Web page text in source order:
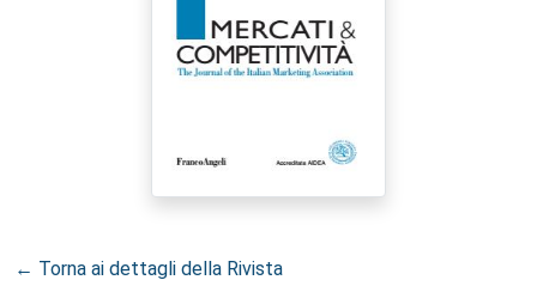
← Torna ai dettagli della Rivista